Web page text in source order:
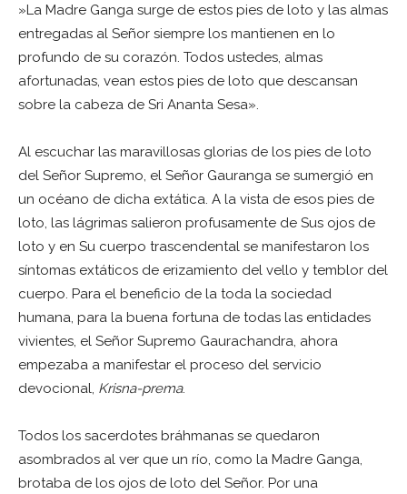
»La Madre Ganga surge de estos pies de loto y las almas
entregadas al Señor siempre los mantienen en lo
profundo de su corazón. Todos ustedes, almas
afortunadas, vean estos pies de loto que descansan
sobre la cabeza de Sri Ananta Sesa».
Al escuchar las maravillosas glorias de los pies de loto
del Señor Supremo, el Señor Gauranga se sumergió en
un océano de dicha extática. A la vista de esos pies de
loto, las lágrimas salieron profusamente de Sus ojos de
loto y en Su cuerpo trascendental se manifestaron los
síntomas extáticos de erizamiento del vello y temblor del
cuerpo. Para el beneficio de la toda la sociedad
humana, para la buena fortuna de todas las entidades
vivientes, el Señor Supremo Gaurachandra, ahora
empezaba a manifestar el proceso del servicio
devocional, Krisna-prema.
Todos los sacerdotes bráhmanas se quedaron
asombrados al ver que un río, como la Madre Ganga,
brotaba de los ojos de loto del Señor. Por una